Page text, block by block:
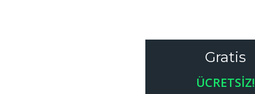
Gratis
ÜCRETSİZ!